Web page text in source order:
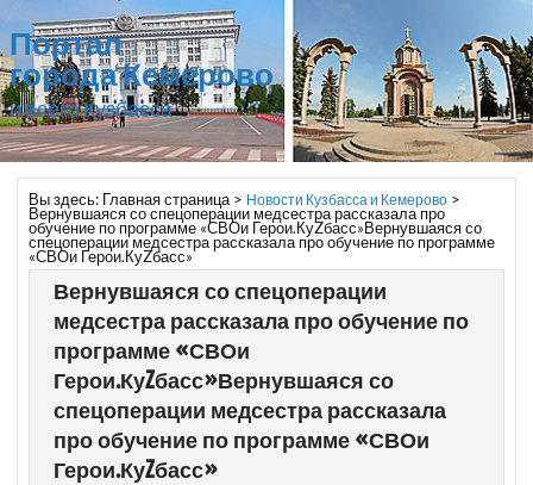
Портал
города Кемерово
и всего Кузбасса
Вы здесь: Главная страница> Новости Кузбасса и Кемерово>
Вернувшаяся со спецоперации медсестра рассказала про
обучение по программе «СВОи Герои.КуZбасс»Вернувшаяся со
спецоперации медсестра рассказала про обучение по программе
«СВОи Герои.КуZбасс»
Вернувшаяся со спецоперации
медсестра рассказала про обучение по
программе «СВОи
Герои.КуZбасс»Вернувшаяся со
спецоперации медсестра рассказала
про обучение по программе «СВОи
Герои.КуZбасс»